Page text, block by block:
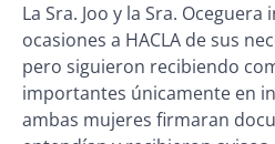
La Sra. Joo y la Sra.
ocasiones a HACLA de sus
pero siguieron recibiendo
importantes únicamente en
ambas mujeres firmaran